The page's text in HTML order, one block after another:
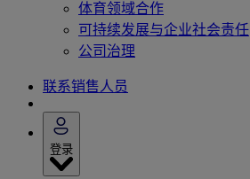
体育领域合作
可持续发展与企业社会责任
公司治理
联系销售人员
登录